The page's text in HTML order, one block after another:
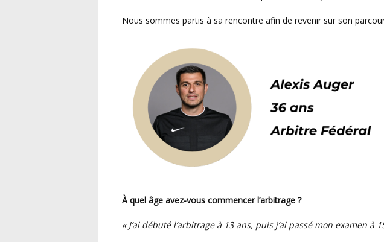
Nous sommes partis à sa rencontre afin de revenir sur son
À quel âge avez-vous commencer l’arbitrage ?
« J’ai débuté l’arbitrage à 13 ans, puis j’ai passé mon examen à